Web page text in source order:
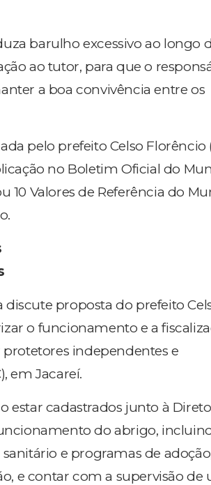
barulho excessivo ao longo
ao tutor, para que o
a boa convivência entre os
pelo prefeito Celso Florêncio
no Boletim Oficial do
10 Valores de Referência do
discute proposta do prefeito
o funcionamento e a
independentes e
em Jacareí.
estar cadastrados junto à
do abrigo,
e programas de
e contar com a supervisão de